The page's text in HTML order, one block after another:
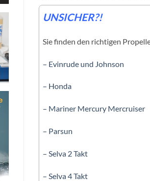
UNSICHER?!
Sie finden den richtigen
– Evinrude und Johnson
– Honda
– Mariner Mercury Mercruiser
– Parsun
– Selva 2 Takt
– Selva 4 Takt